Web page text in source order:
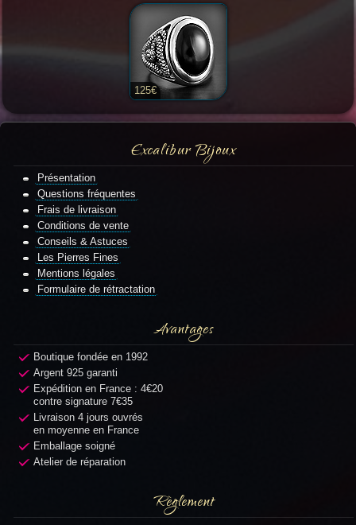
125€
Excalibur Bijoux
Présentation
Questions fréquentes
Frais de livraison
Conditions de vente
Conseils & Astuces
Les Pierres Fines
Mentions légales
Formulaire de rétractation
Avantages
Boutique fondée en 1992
Argent 925 garanti
Expédition en France : 4€20
contre signature 7€35
Livraison 4 jours ouvrés
en moyenne en France
Emballage soigné
Atelier de réparation
Règlement